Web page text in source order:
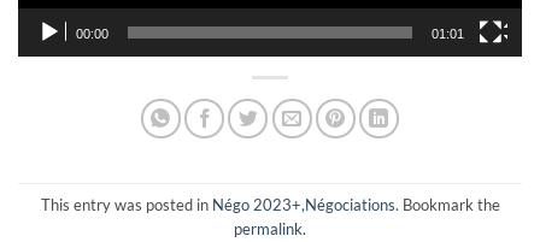
00:00 01:01
This entry was posted in Négo 2023+,Négociations. Bookmark the
permalink.